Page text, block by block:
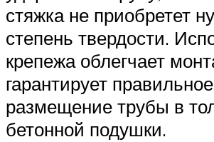
стяжка не приобретет
степень твердости.
крепежа облегчает
гарантирует правильное
размещение трубы в
бетонной подушки.